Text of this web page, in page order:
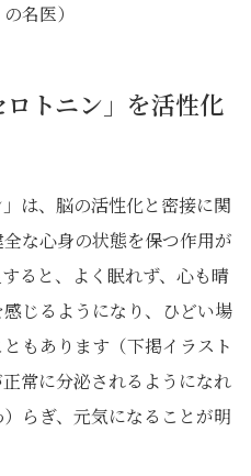
名医）
トニン」を活性化
は、脳の活性化と密接に関
な心身の状態を保つ作用が
ると、よく眠れず、心も晴
じるようになり、ひどい場
もあります（下掲イラスト
常に分泌されるようになれ
らぎ、元気になることが明